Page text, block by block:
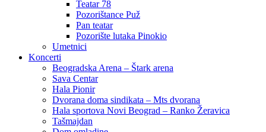
Teatar 78
Pozorištance Puž
Pan teatar
Pozorište lutaka Pinokio
Umetnici
Koncerti
Beogradska Arena – Štark arena
Sava Centar
Hala Pionir
Dvorana doma sindikata – Mts dvorana
Hala sportova Novi Beograd – Ranko Žeravica
Tašmajdan